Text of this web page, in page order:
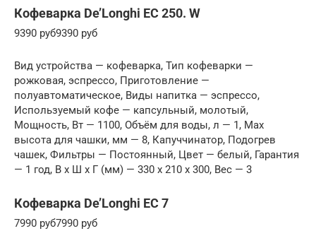
Кофеварка De’Longhi EC 250. W
9390 руб9390 руб
Вид устройства — кофеварка, Тип кофеварки —
рожковая, эспрессо, Приготовление —
полуавтоматическое, Виды напитка — эспрессо,
Используемый кофе — капсульный, молотый,
Мощность, Вт — 1100, Объём для воды, л — 1, Max
высота для чашки, мм — 8, Капуччинатор, Подогрев
чашек, Фильтры — Постоянный, Цвет — белый, Гарантия
— 1 год, В x Ш x Г (мм) — 330 x 210 x 300, Вес — 3
Кофеварка De’Longhi EC 7
7990 руб7990 руб